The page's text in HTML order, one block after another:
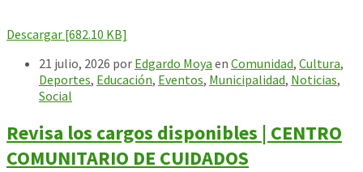
Descargar [682.10 KB]
21 julio, 2026 por Edgardo Moya en Comunidad, Cultura,
Deportes, Educación, Eventos, Municipalidad, Noticias,
Social
Revisa los cargos disponibles | CENTRO
COMUNITARIO DE CUIDADOS